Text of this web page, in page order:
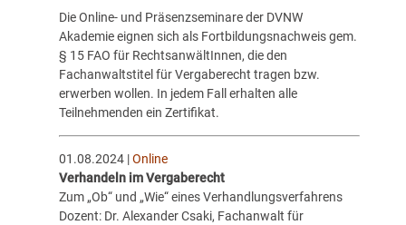
Die Online- und Präsenzseminare der DVNW
Akademieeignen sich als Fortbildungsnachweis gem.
§ 15 FAO für RechtsanwältInnen, die den
Fachanwaltstitel für Vergaberecht tragen bzw.
erwerben wollen. In jedem Fall erhalten alle
Teilnehmenden ein Zertifikat.
01.08.2024 |Online
Verhandeln im Vergaberecht
Zum „Ob“ und „Wie“ eines Verhandlungsverfahrens
Dozent: Dr. Alexander Csaki, Fachanwalt für